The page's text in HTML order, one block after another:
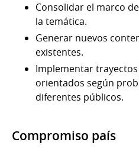
Consolidar el marco
la temática.
Generar nuevos
existentes.
Implementar
orientados según
diferentes públicos.
Compromiso país